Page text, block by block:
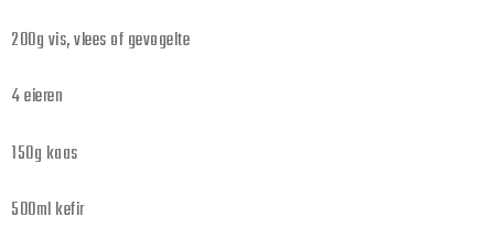
200g vis, vlees of gevogelte
4 eieren
150g kaas
500ml kefir